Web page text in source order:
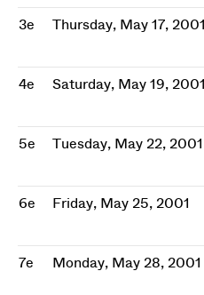
3e Thursday, May 17, 2001
4e Saturday, May 19, 2001
5e Tuesday, May 22, 2001
6e Friday, May 25, 2001
7e Monday, May 28, 2001